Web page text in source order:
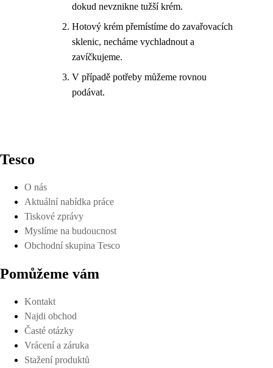
dokud nevznikne tužší krém.
Hotový krém přemístíme do zavařovacích
sklenic, necháme vychladnout a
zavíčkujeme.
V případě potřeby můžeme rovnou
podávat.
Tesco
O nás
Aktuální nabídka práce
Tiskové zprávy
Myslíme na budoucnost
Obchodní skupina Tesco
Pomůžeme vám
Kontakt
Najdi obchod
Časté otázky
Vrácení a záruka
Stažení produktů